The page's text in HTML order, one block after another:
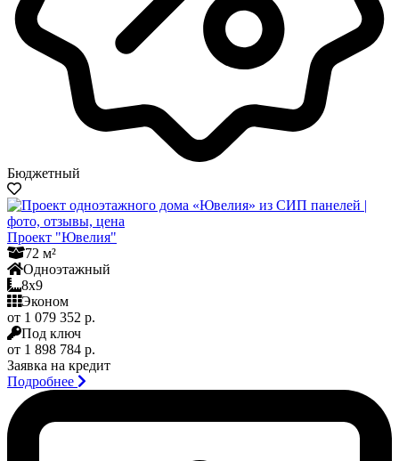
Бюджетный
Проект "Ювелия"
72 м²
Одноэтажный
8x9
Эконом
от 1 079 352 р.
Под ключ
от 1 898 784 р.
Заявка на кредит
Подробнее